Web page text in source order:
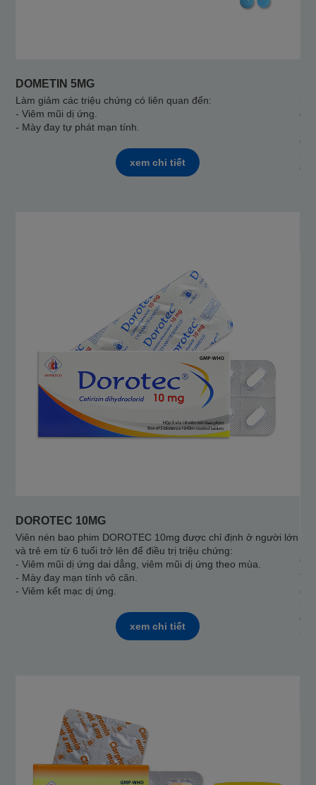
DOMETIN 5MG
Làm giảm các triệu chứng có liên quan đến:
- Viêm mũi dị ứng.
- Mày đay tự phát mạn tính.
xem chi tiết
DOROTEC 10MG
Viên nén bao phim DOROTEC 10mg được chỉ định ở người lớn
và trẻ em từ 6 tuổi trở lên để điều trị triệu chứng:
- Viêm mũi dị ứng dai dẳng, viêm mũi dị ứng theo mùa.
- Mày đay mạn tính vô căn.
- Viêm kết mạc dị ứng.
xem chi tiết
-
dị
-
để
-
-